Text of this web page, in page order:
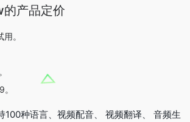
产品定价
用。
100种语言、视频配音、 视频翻译、 音频生